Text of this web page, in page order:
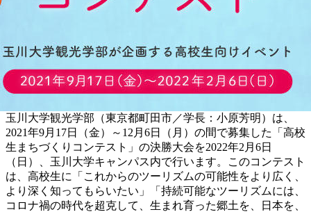
玉川大学観光学部（東京都町田市／学長：小原芳明）は、
2021年9月17日（金）～12月6日（月）の間で募集した「高校
生まちづくりコンテスト」の決勝大会を2022年2月6日
（日）、玉川大学キャンパス内で行います。このコンテスト
は、高校生に「これからのツーリズムの可能性をより広く、
より深く知ってもらいたい」「持続可能なツーリズムには、
コロナ禍の時代を超克して、生まれ育った郷土を、日本を、